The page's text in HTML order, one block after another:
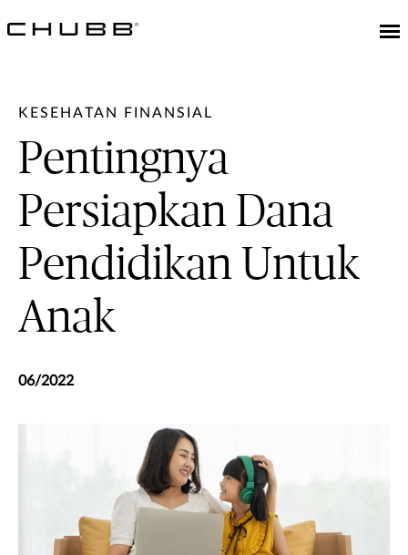
KESEHATAN FINANSIAL
Pentingnya
Persiapkan Dana
Pendidikan Untuk
Anak
06/2022